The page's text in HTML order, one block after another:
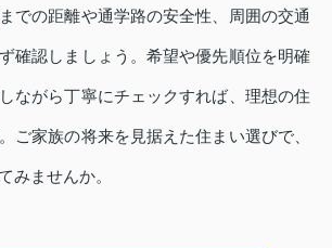
での距離や通学路の安全性、周囲の交通
確認しましょう。希望や優先順位を明確
ながら丁寧にチェックすれば、理想の住
ご家族の将来を見据えた住まい選びで、
みませんか。